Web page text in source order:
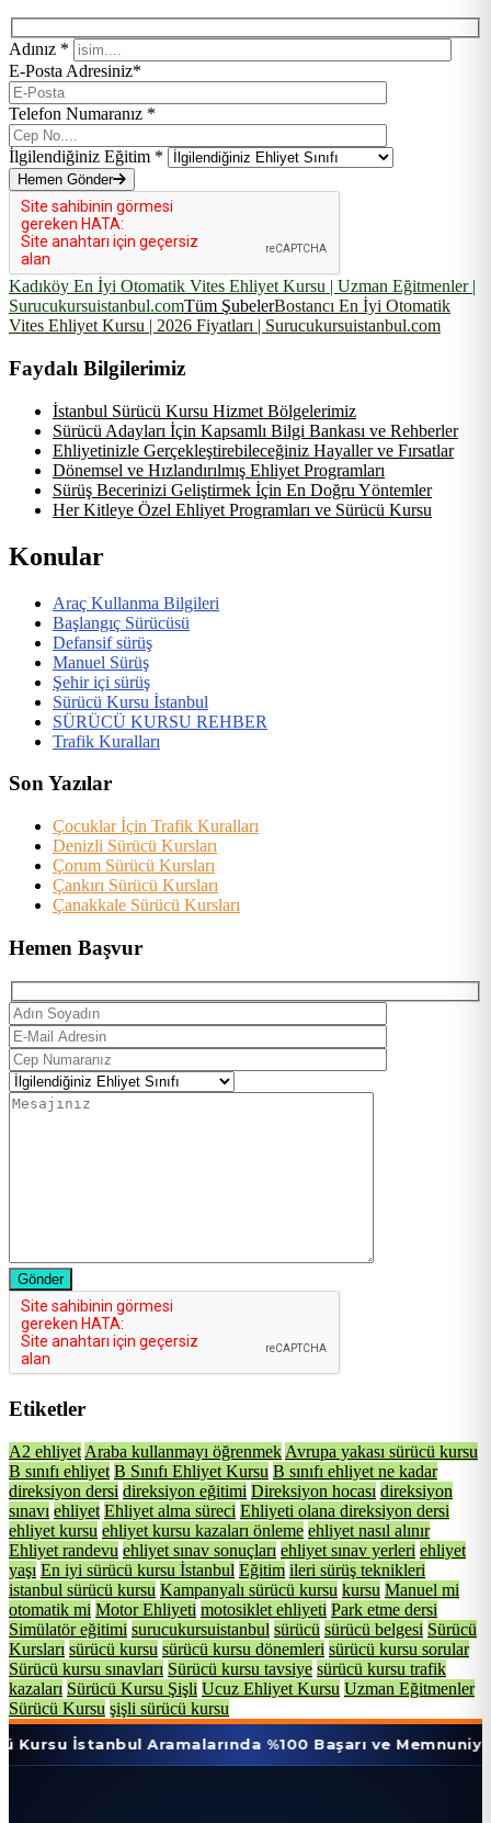
Adınız *
E-Posta Adresiniz*
Telefon Numaranız *
İlgilendiğiniz Eğitim *
Hemen Gönder
Kadıköy En İyi Otomatik Vites Ehliyet Kursu | Uzman Eğitmenler |
Surucukursuistanbul.comTüm ŞubelerBostancı En İyi Otomatik
Vites Ehliyet Kursu | 2026 Fiyatları | Surucukursuistanbul.com
Faydalı Bilgilerimiz
İstanbul Sürücü Kursu Hizmet Bölgelerimiz
Sürücü Adayları İçin Kapsamlı Bilgi Bankası ve Rehberler
Ehliyetinizle Gerçekleştirebileceğiniz Hayaller ve Fırsatlar
Dönemsel ve Hızlandırılmış Ehliyet Programları
Sürüş Becerinizi Geliştirmek İçin En Doğru Yöntemler
Her Kitleye Özel Ehliyet Programları ve Sürücü Kursu
Konular
Araç Kullanma Bilgileri
Başlangıç Sürücüsü
Defansif sürüş
Manuel Sürüş
Şehir içi sürüş
Sürücü Kursu İstanbul
SÜRÜCÜ KURSU REHBER
Trafik Kuralları
Son Yazılar
Çocuklar İçin Trafik Kuralları
Denizli Sürücü Kursları
Çorum Sürücü Kursları
Çankırı Sürücü Kursları
Çanakkale Sürücü Kursları
Hemen Başvur
Gönder
Etiketler
A2 ehliyet Araba kullanmayı öğrenmek Avrupa yakası sürücü kursu
B sınıfı ehliyet B Sınıfı Ehliyet Kursu B sınıfı ehliyet ne kadar
direksiyon dersi direksiyon eğitimi Direksiyon hocası direksiyon
sınavı ehliyet Ehliyet alma süreci Ehliyeti olana direksiyon dersi
ehliyet kursu ehliyet kursu kazaları önleme ehliyet nasıl alınır
Ehliyet randevu ehliyet sınav sonuçları ehliyet sınav yerleri ehliyet
yaşı En iyi sürücü kursu İstanbul Eğitim ileri sürüş teknikleri
istanbul sürücü kursu Kampanyalı sürücü kursu kursu Manuel mi
otomatik mi Motor Ehliyeti motosiklet ehliyeti Park etme dersi
Simülatör eğitimi surucukursuistanbul sürücü sürücü belgesi Sürücü
Kursları sürücü kursu sürücü kursu dönemleri sürücü kursu sorular
Sürücü kursu sınavları Sürücü kursu tavsiye sürücü kursu trafik
kazaları Sürücü Kursu Şişli Ucuz Ehliyet Kursu Uzman Eğitmenler
Sürücü Kursu şişli sürücü kursu
Aramalarında %100 Başarı ve Memnuniyet Oranı